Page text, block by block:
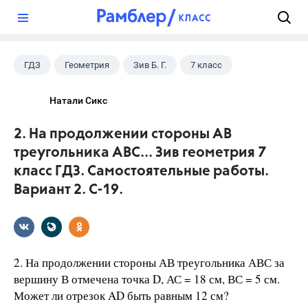
ГДЗ Геометрия Зив Б. Г. 7 класс
Натали Сикс
2. На продолжении стороны АВ
треугольника АВС... Зив геометрия 7
класс ГДЗ. Самостоятельные работы.
Вариант 2. С-19.
2. На продолжении стороны АВ треугольника АВС за
вершину В отмечена точка D, АС = 18 см, ВС = 5 см.
Может ли отрезок AD быть равным 12 см?